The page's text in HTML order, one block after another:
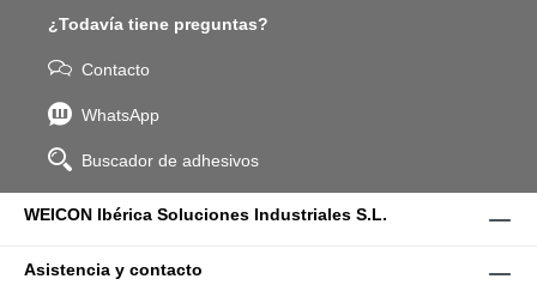
¿Todavía tiene preguntas?
Contacto
WhatsApp
Buscador de adhesivos
WEICON Ibérica Soluciones Industriales S.L.
Asistencia y contacto